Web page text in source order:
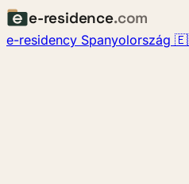
e-residence.com
e-residency Spanyolország